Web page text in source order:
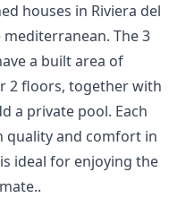
houses in Riviera del
The 3
a built area of
2 floors, together with
a private pool. Each
quality and comfort in
ideal for enjoying the